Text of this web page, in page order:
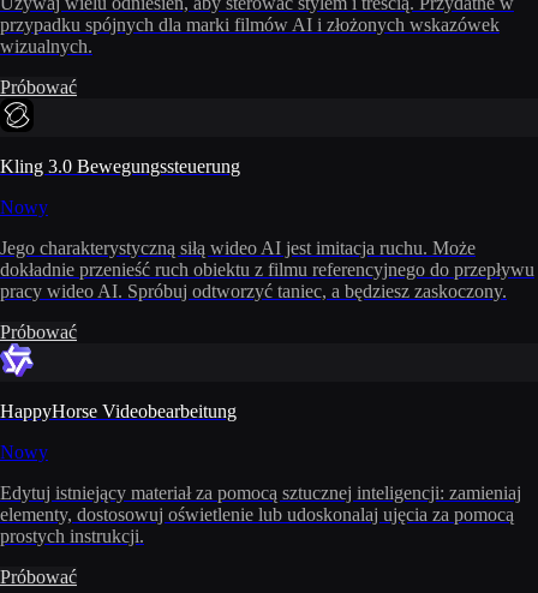
przypadku spójnych dla marki filmów AI i złożonych wskazówek
wizualnych.
Próbować
Kling 3.0 Bewegungssteuerung
Nowy
Jego charakterystyczną siłą wideo AI jest imitacja ruchu. Może
dokładnie przenieść ruch obiektu z filmu referencyjnego do przepływu
pracy wideo AI. Spróbuj odtworzyć taniec, a będziesz zaskoczony.
Próbować
HappyHorse Videobearbeitung
Nowy
Edytuj istniejący materiał za pomocą sztucznej inteligencji: zamieniaj
elementy, dostosowuj oświetlenie lub udoskonalaj ujęcia za pomocą
prostych instrukcji.
Próbować